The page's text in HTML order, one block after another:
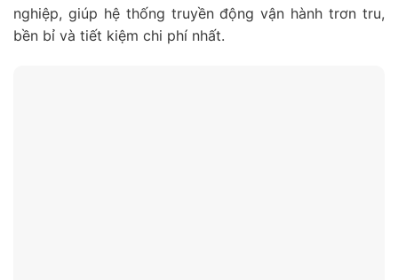
nghiệp, giúp hệ thống truyền động vận hành trơn tru,
bền bỉ và tiết kiệm chi phí nhất.